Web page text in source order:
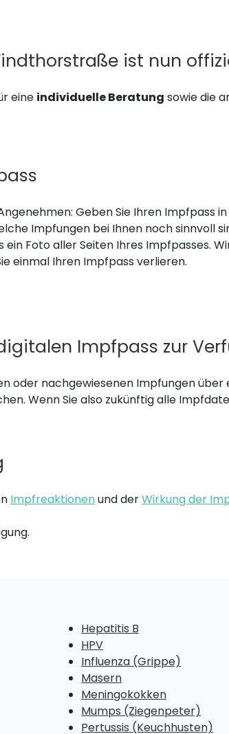
ist nun
eine individuelle Beratung sowie die
Geben Sie Ihren Impfpass
Impfungen bei Ihnen noch sinnvoll
Foto aller Seiten Ihres Impfpasses.
einmal Ihren Impfpass verlieren.
Impfpass zur
oder nachgewiesenen Impfungen
Wenn Sie also zukünftig alle
Impfreaktionenund derWirkung der
Hepatitis B
HPV
Influenza (Grippe)
Masern
Meningokokken
Mumps (Ziegenpeter)
Pertussis (Keuchhusten)